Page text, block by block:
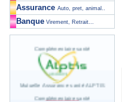
Assurance Auto, pret, animal..
Banque Virement, Retrait...
Mutuelle Assurance santé ALPTIS